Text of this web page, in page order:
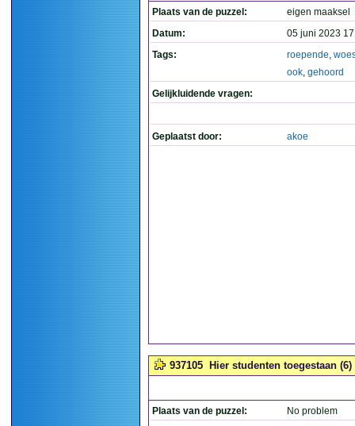
Plaats van de puzzel:
eigen maaksel
Datum:
05 juni 2023
Tags:
roepende,
ook, gehoord
Gelijkluidende vragen:
Geplaatst door: akoe
937105 Hier studenten toegestaan (6)
Plaats van de puzzel:
No problem